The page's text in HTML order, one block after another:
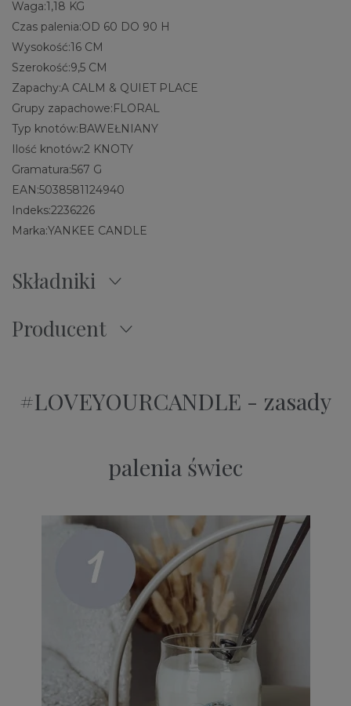
Waga:1,18 KG
Czas palenia:OD 60 DO 90 H
Wysokość:16 CM
Szerokość:9,5 CM
Zapachy:A CALM & QUIET PLACE
Grupy zapachowe:FLORAL
Typ knotów:BAWEŁNIANY
Ilość knotów:2 KNOTY
Gramatura:567 G
EAN:5038581124940
Indeks:2236226
Marka:YANKEE CANDLE
Składniki
Producent
#LOVEYOURCANDLE - zasady
palenia świec